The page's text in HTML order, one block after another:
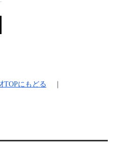
TOPにもどる